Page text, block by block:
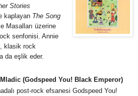
Stories
kaplayan The Song
Masalları üzerine
senfonisi. Annie
klasik rock
da eşlik eder.
(Godspeed You! Black Emperor)
post-rock efsanesi Godspeed You!